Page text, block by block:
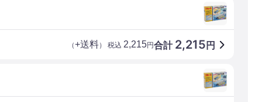
合計 2,215 円
（+送料） 税込 2,215円